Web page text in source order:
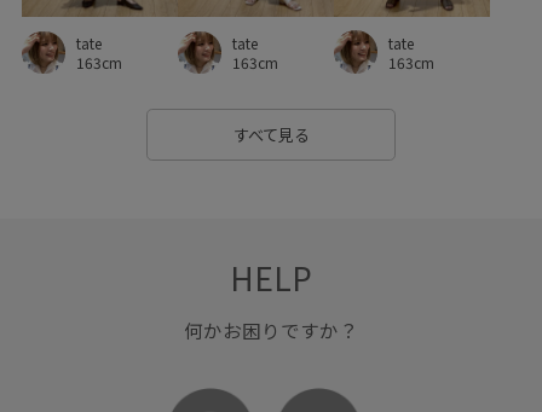
軽やかな雰囲気 通気性 金ボタン 長財布
防臭加工 防臭効果 限定カラー 骨格ストレート
tate
163cm
tate
163cm
tate
163cm
すべて見る
HELP
何かお困りですか？